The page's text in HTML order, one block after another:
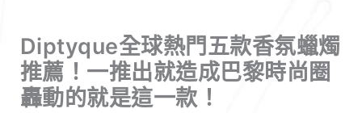
Diptyque全球熱門五款香氛蠟燭
推薦！一推出就造成巴黎時尚圈
轟動的就是這一款！